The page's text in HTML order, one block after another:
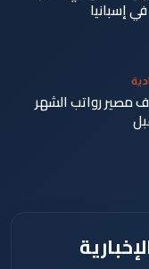
رواتب الشهر